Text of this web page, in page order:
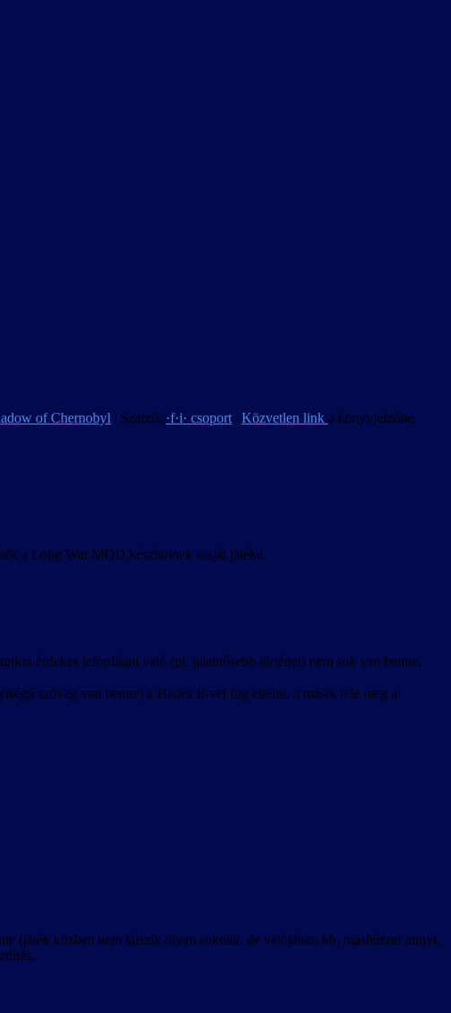
of Chernobyl | Szerző: ·f·i· csoport | Közvetlen link a könyvjelzőbe.
a Long War MOD készítőinek sasját játéka.
érdekes lefordítani való (pl. jelentősebb történet) nem sok van benne,
szöveg van benne) a Hades II-vel fog eltelni, a másik fele meg a
(játék közben nem látszik olyan soknak, de valójában kb. másfélszer annyi,